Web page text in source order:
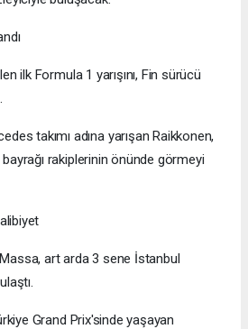
ilk Formula 1 yarışını, Fin sürücü
takımı adına yarışan Raikkonen,
rakiplerinin önünde görmeyi
art arda 3 sene İstanbul
Grand Prix'sinde yaşayan